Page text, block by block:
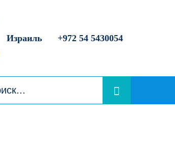
Израиль +972 54 5430054